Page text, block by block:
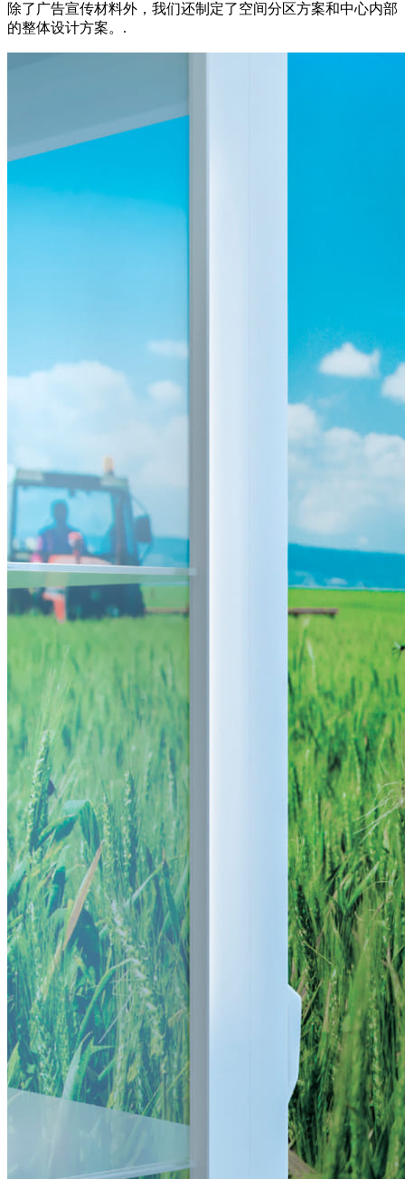
除了广告宣传材料外，我们还制定了空间分区方案和中心内部
的整体设计方案。.